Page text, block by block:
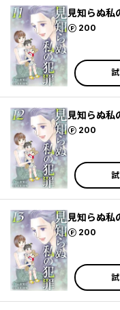
見知らぬ私
200
ポイント
見知らぬ私
200
ポイント
見知らぬ私
200
ポイント